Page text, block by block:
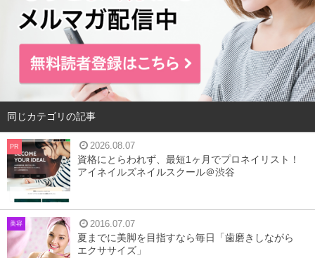
同じカテゴリの記事
PR 2026.08.07
資格にとらわれず、最短1ヶ月でプロネイリスト！
アイネイルズネイルスクール＠渋谷
美容 2016.07.07
夏までに美脚を目指すなら毎日「歯磨きしながら
エクササイズ」